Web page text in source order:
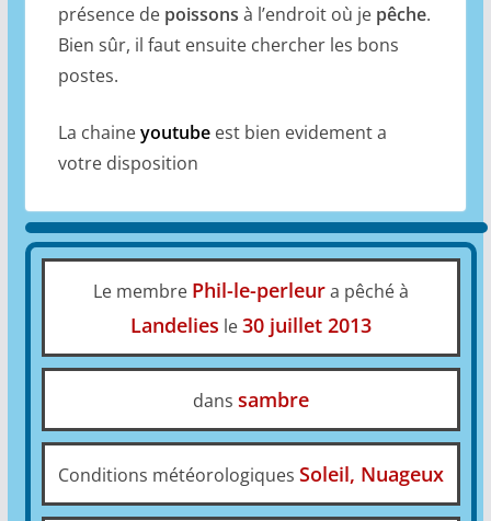
présence de poissons à l’endroit où je pêche.
Bien sûr, il faut ensuite chercher les bons
postes.
La chaineyoutubeest bien evidement a
votre disposition
Le membre Phil-le-perleura pêché à
Landelies le30 juillet 2013
dans sambre
Conditions météorologiques Soleil, Nuageux